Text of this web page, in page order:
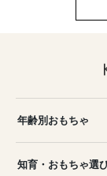
年齢別おもちゃ
知育・おもちゃ選